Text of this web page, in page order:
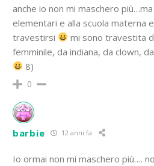
anche io non mi maschero più…ma
elementari e alla scuola materna
travestirsi
mi sono travestita
femminile, da indiana, da clown,
8)
0
barbie 12 anni fa
Io ormai non mi maschero più….